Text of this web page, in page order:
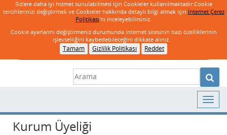
Sizlere daha iyi hizmet sunulabilmesi için Cookieler kullanılmaktadır.Cookie
tercihlerinizi değiştirmek ve Cookieler hakkında detaylı bilgi almak için İnternet Çerez
Politikası’nı inceleyebilirsiniz.
Cookie ayarlarını değiştirmeniz durumunda internet sitesinin bazı özelliklerinin
işlevselliğini kaybedebileceğini dikkate alınız.
Tamam Gizlilik Politikası Reddet
English|
Yeni Kullanıcı E-Devlet ile Giriş
Kurum Üyeliği